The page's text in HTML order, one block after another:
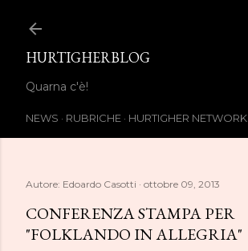
HURTIGHERBLOG
Quarna c'è!
NEWS RUBRICHE HURTIGHER NETWORK
Autore: Edoardo Casotti ottobre 09, 2013
CONFERENZA STAMPA PER
"FOLKLANDO IN ALLEGRIA"